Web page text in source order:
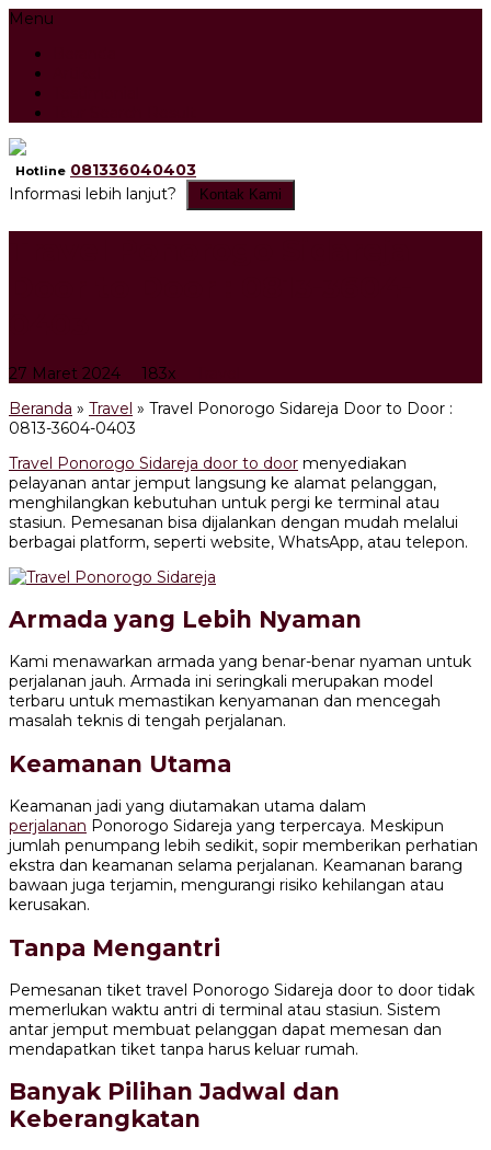
Menu
Hotline 081336040403
Informasi lebih lanjut?
Kontak Kami
27 Maret 2024 183x
Beranda » Travel » Travel Ponorogo Sidareja Door to Door :
0813-3604-0403
Travel Ponorogo Sidareja door to door menyediakan
pelayanan antar jemput langsung ke alamat pelanggan,
menghilangkan kebutuhan untuk pergi ke terminal atau
stasiun. Pemesanan bisa dijalankan dengan mudah melalui
berbagai platform, seperti website, WhatsApp, atau telepon.
Armada yang Lebih Nyaman
Kami menawarkan armada yang benar-benar nyaman untuk
perjalanan jauh. Armada ini seringkali merupakan model
terbaru untuk memastikan kenyamanan dan mencegah
masalah teknis di tengah perjalanan.
Keamanan Utama
Keamanan jadi yang diutamakan utama dalam
perjalanan Ponorogo Sidareja yang terpercaya. Meskipun
jumlah penumpang lebih sedikit, sopir memberikan perhatian
ekstra dan keamanan selama perjalanan. Keamanan barang
bawaan juga terjamin, mengurangi risiko kehilangan atau
kerusakan.
Tanpa Mengantri
Pemesanan tiket travel Ponorogo Sidareja door to door tidak
memerlukan waktu antri di terminal atau stasiun. Sistem
antar jemput membuat pelanggan dapat memesan dan
mendapatkan tiket tanpa harus keluar rumah.
Banyak Pilihan Jadwal dan
Keberangkatan